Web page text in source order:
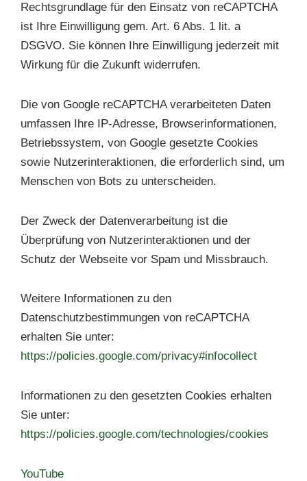
Rechtsgrundlage für den Einsatz von reCAPTCHA
ist Ihre Einwilligung gem. Art. 6 Abs. 1 lit. a
DSGVO. Sie können Ihre Einwilligung jederzeit mit
Wirkung für die Zukunft widerrufen.
Die von Google reCAPTCHA verarbeiteten Daten
umfassen Ihre IP-Adresse, Browserinformationen,
Betriebssystem, von Google gesetzte Cookies
sowie Nutzerinteraktionen, die erforderlich sind, um
Menschen von Bots zu unterscheiden.
Der Zweck der Datenverarbeitung ist die
Überprüfung von Nutzerinteraktionen und der
Schutz der Webseite vor Spam und Missbrauch.
Weitere Informationen zu den
Datenschutzbestimmungen von reCAPTCHA
erhalten Sie unter:
https://policies.google.com/privacy#infocollect
Informationen zu den gesetzten Cookies erhalten
Sie unter:
https://policies.google.com/technologies/cookies
YouTube